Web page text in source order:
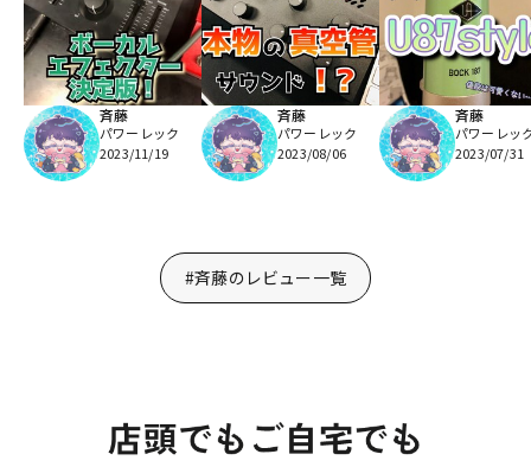
斉藤
パワーレック
2023/11/19
斉藤
パワーレック
2023/08/06
斉藤
パワーレッ
2023/07/31
#斉藤のレビュー一覧